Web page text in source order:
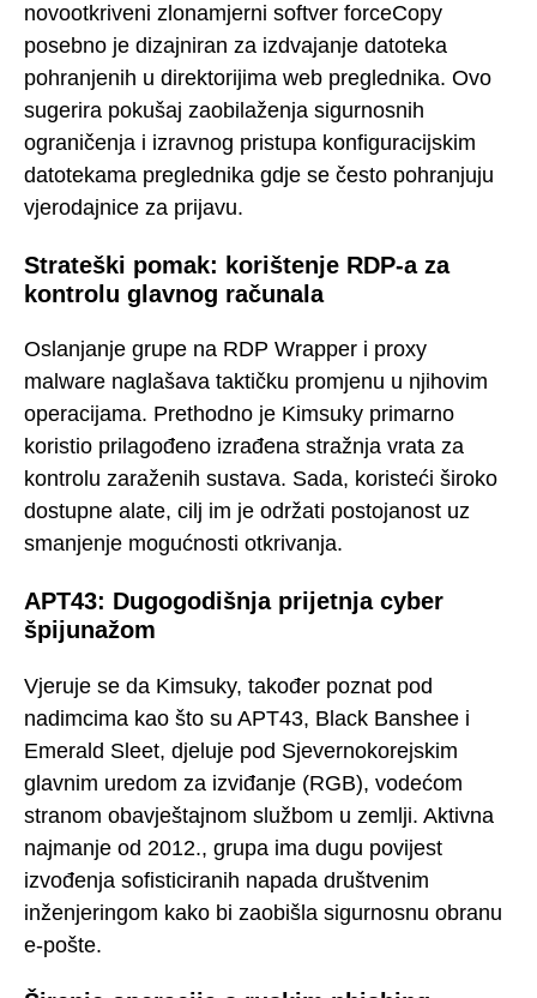
novootkriveni zlonamjerni softver forceCopy
posebno je dizajniran za izdvajanje datoteka
pohranjenih u direktorijima web preglednika. Ovo
sugerira pokušaj zaobilaženja sigurnosnih
ograničenja i izravnog pristupa konfiguracijskim
datotekama preglednika gdje se često pohranjuju
vjerodajnice za prijavu.
Strateški pomak: korištenje RDP-a za
kontrolu glavnog računala
Oslanjanje grupe na RDP Wrapper i proxy
malware naglašava taktičku promjenu u njihovim
operacijama. Prethodno je Kimsuky primarno
koristio prilagođeno izrađena stražnja vrata za
kontrolu zaraženih sustava. Sada, koristeći široko
dostupne alate, cilj im je održati postojanost uz
smanjenje mogućnosti otkrivanja.
APT43: Dugogodišnja prijetnja cyber
špijunažom
Vjeruje se da Kimsuky, također poznat pod
nadimcima kao što su APT43, Black Banshee i
Emerald Sleet, djeluje pod Sjevernokorejskim
glavnim uredom za izviđanje (RGB), vodećom
stranom obavještajnom službom u zemlji. Aktivna
najmanje od 2012., grupa ima dugu povijest
izvođenja sofisticiranih napada društvenim
inženjeringom kako bi zaobišla sigurnosnu obranu
e-pošte.